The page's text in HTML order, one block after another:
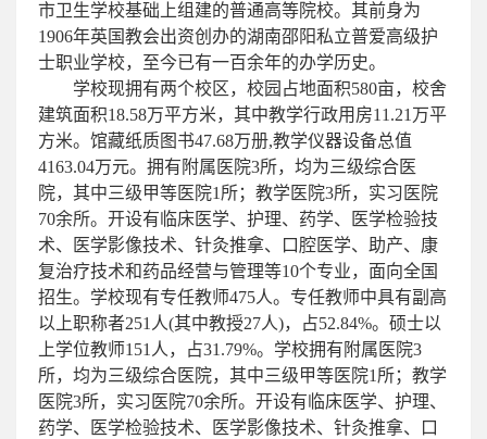
市卫生学校基础上组建的普通高等院校。其前身为
1906年英国教会出资创办的湖南邵阳私立普爱高级护
士职业学校，至今已有一百余年的办学历史。
学校现拥有两个校区，校园占地面积580亩，校舍
建筑面积18.58万平方米，其中教学行政用房11.21万平
方米。馆藏纸质图书47.68万册,教学仪器设备总值
4163.04万元。拥有附属医院3所，均为三级综合医
院，其中三级甲等医院1所；教学医院3所，实习医院
70余所。开设有临床医学、护理、药学、医学检验技
术、医学影像技术、针灸推拿、口腔医学、助产、康
复治疗技术和药品经营与管理等10个专业，面向全国
招生。学校现有专任教师475人。专任教师中具有副高
以上职称者251人(其中教授27人)，占52.84%。硕士以
上学位教师151人，占31.79%。学校拥有附属医院3
所，均为三级综合医院，其中三级甲等医院1所；教学
医院3所，实习医院70余所。开设有临床医学、护理、
药学、医学检验技术、医学影像技术、针灸推拿、口